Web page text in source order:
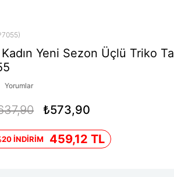
Yeni Sezon Üçlü Triko
Yorumlar
₺573,90
İNDİRİM 459,12 TL